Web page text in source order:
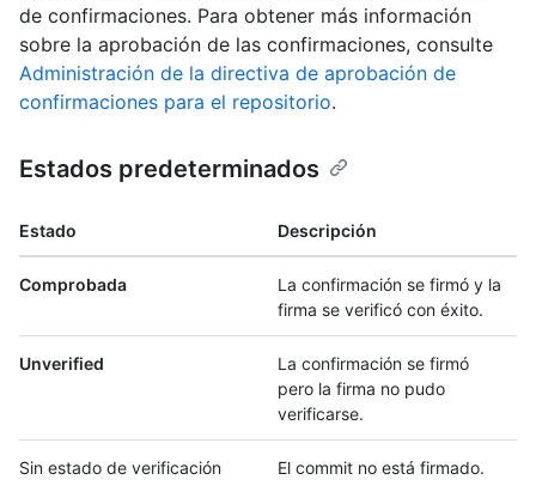
de confirmaciones. Para obtener más información
sobre la aprobación de las confirmaciones, consulte
Administración de la directiva de aprobación de
confirmaciones para el repositorio.
Estados predeterminados
Estado Descripción
Comprobada
La confirmación se firmó y la
firma se verificó con éxito.
Unverified
La confirmación se firmó
pero la firma no pudo
verificarse.
Sin estado de verificación El commit no está firmado.